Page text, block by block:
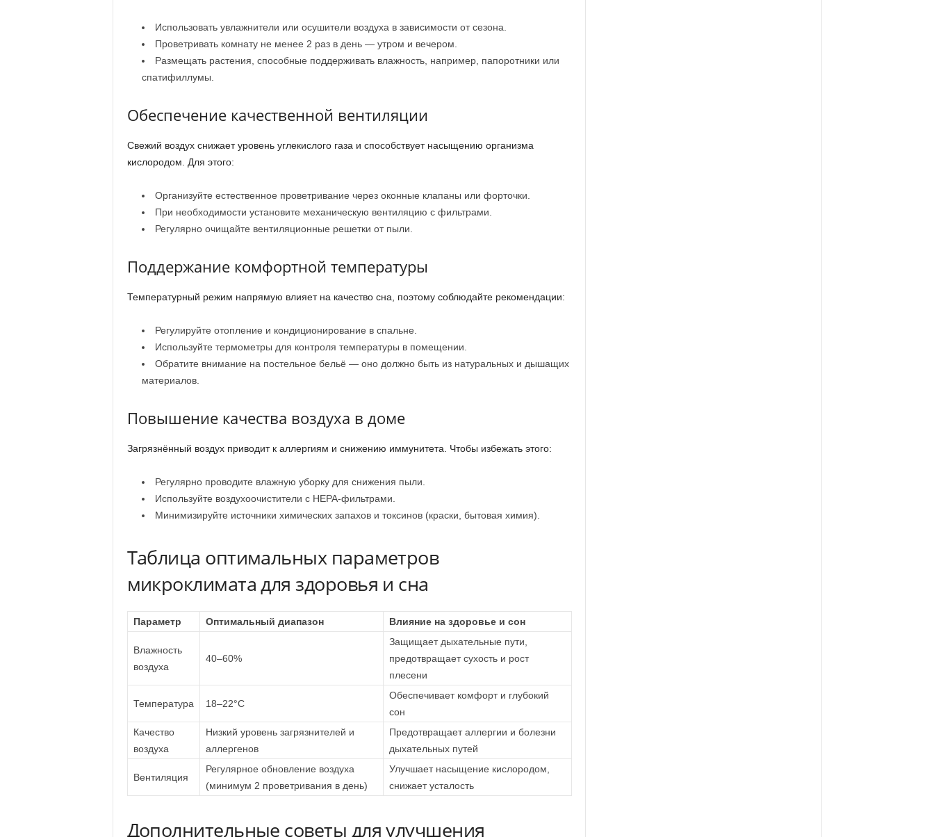
Использовать увлажнители или осушители воздуха в зависимости от сезона.
Проветривать комнату не менее 2 раз в день — утром и вечером.
Размещать растения, способные поддерживать влажность, например, папоротники или
спатифиллумы.
Обеспечение качественной вентиляции
Свежий воздух снижает уровень углекислого газа и способствует насыщению организма
кислородом. Для этого:
Организуйте естественное проветривание через оконные клапаны или форточки.
При необходимости установите механическую вентиляцию с фильтрами.
Регулярно очищайте вентиляционные решетки от пыли.
Поддержание комфортной температуры
Температурный режим напрямую влияет на качество сна, поэтому соблюдайте рекомендации:
Регулируйте отопление и кондиционирование в спальне.
Используйте термометры для контроля температуры в помещении.
Обратите внимание на постельное бельё — оно должно быть из натуральных и дышащих
материалов.
Повышение качества воздуха в доме
Загрязнённый воздух приводит к аллергиям и снижению иммунитета. Чтобы избежать этого:
Регулярно проводите влажную уборку для снижения пыли.
Используйте воздухоочистители с HEPA-фильтрами.
Минимизируйте источники химических запахов и токсинов (краски, бытовая химия).
Таблица оптимальных параметров
микроклимата для здоровья и сна
Параметр Оптимальный диапазон Влияние на здоровье и сон
Влажность
воздуха
40–60%
Защищает дыхательные пути,
предотвращает сухость и рост
плесени
Температура 18–22°C
Обеспечивает комфорт и глубокий
сон
Качество
воздуха
Низкий уровень загрязнителей и
аллергенов
Предотвращает аллергии и болезни
дыхательных путей
Вентиляция
Регулярное обновление воздуха
(минимум 2 проветривания в день)
Улучшает насыщение кислородом,
снижает усталость
Дополнительные советы для улучшения